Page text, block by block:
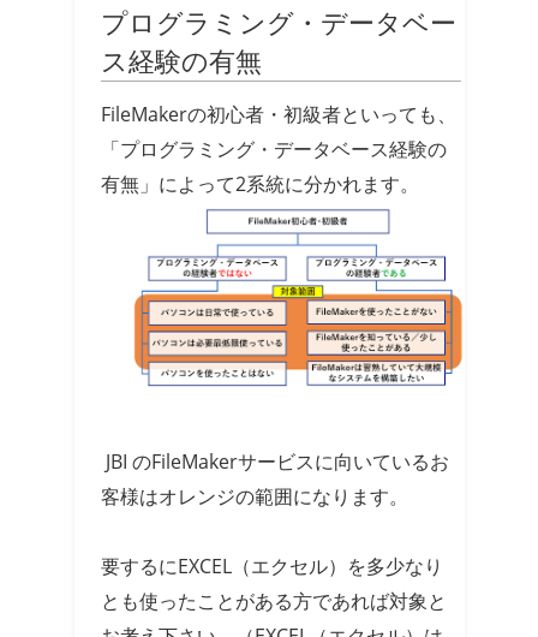
プログラミング・データベー
ス経験の有無
FileMakerの初心者・初級者といっても、
「プログラミング・データベース経験の
有無」によって2系統に分かれます。
JBI のFileMakerサービスに向いているお
客様はオレンジの範囲になります。
要するにEXCEL（エクセル）を多少なり
とも使ったことがある方であれば対象と